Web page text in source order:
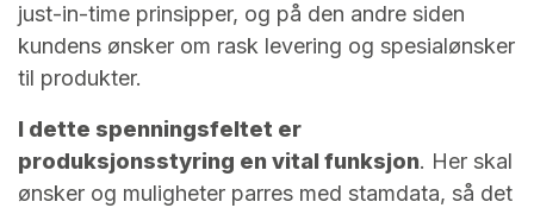
just-in-time prinsipper, og på den andre siden
kundens ønsker om rask levering og spesialønsker
til produkter.
I dette spenningsfeltet er
produksjonsstyring en vital funksjon. Her skal
ønsker og muligheter parres med stamdata, så det